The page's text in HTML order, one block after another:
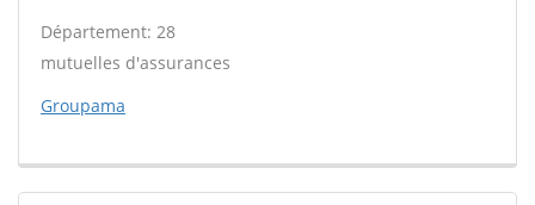
Département: 28
mutuelles d'assurances
Groupama